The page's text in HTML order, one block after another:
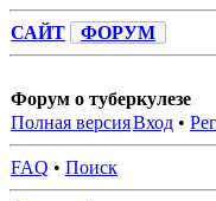
САЙТ ФОРУМ
Форум о туберкулезе
Полная версияВход •
FAQ • Поиск